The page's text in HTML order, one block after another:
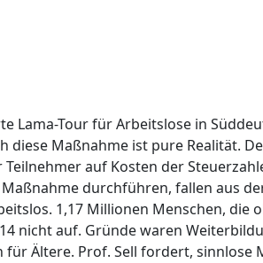
Lama-Tour für Arbeitslose in
diese Maßnahme ist pure Realität.
auf Kosten der
durchführen, fallen aus
1,17 Millionen Menschen, die
nicht auf. Gründe waren
für Ältere. Prof. Sell fordert, sinnlose